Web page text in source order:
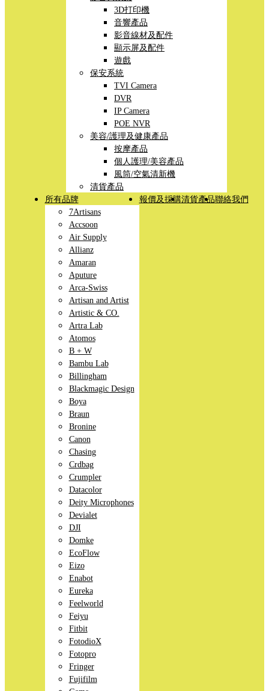
3D打印機
音響產品
影音線材及配件
顯示屏及配件
遊戲
保安系統
TVI Camera
DVR
IP Camera
POE NVR
美容/護理及健康產品
按摩產品
個人護理/美容產品
風筒/空氣清新機
清貨產品
所有品牌
7Artisans
Accsoon
Air Supply
Allianz
Amaran
Aputure
Arca-Swiss
Artisan and Artist
Artistic & CO.
Artra Lab
Atomos
B + W
Bambu Lab
Billingham
Blackmagic Design
Boya
Braun
Bronine
Canon
Chasing
Crdbag
Crumpler
Datacolor
Deity Microphones
Devialet
DJI
Domke
EcoFlow
Eizo
Enabot
Eureka
Feelworld
Feiyu
Fitbit
FotodioX
Fotopro
Fringer
Fujifilm
報價及採購清貨產品聯絡我們